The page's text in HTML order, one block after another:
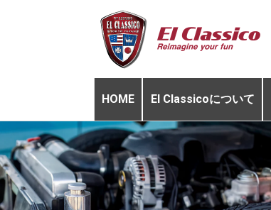
HOME El Classicoについて